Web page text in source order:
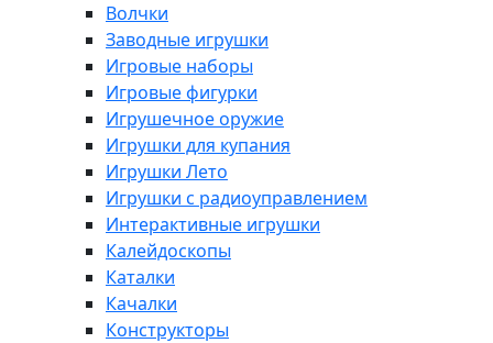
Волчки
Заводные игрушки
Игровые наборы
Игровые фигурки
Игрушечное оружие
Игрушки для купания
Игрушки Лето
Игрушки с радиоуправлением
Интерактивные игрушки
Калейдоскопы
Каталки
Качалки
Конструкторы